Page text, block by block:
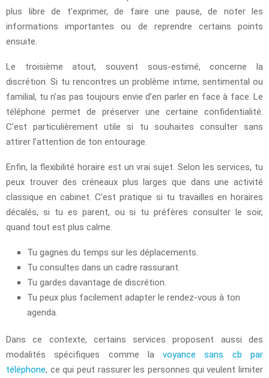
plus libre de t’exprimer, de faire une pause, de noter les
informations importantes ou de reprendre certains points
ensuite.
Le troisième atout, souvent sous-estimé, concerne la
discrétion. Si tu rencontres un problème intime, sentimental ou
familial, tu n’as pas toujours envie d’en parler en face à face. Le
téléphone permet de préserver une certaine confidentialité.
C’est particulièrement utile si tu souhaites consulter sans
attirer l’attention de ton entourage.
Enfin, la flexibilité horaire est un vrai sujet. Selon les services, tu
peux trouver des créneaux plus larges que dans une activité
classique en cabinet. C’est pratique si tu travailles en horaires
décalés, si tu es parent, ou si tu préfères consulter le soir,
quand tout est plus calme.
Tu gagnes du temps sur les déplacements.
Tu consultes dans un cadre rassurant.
Tu gardes davantage de discrétion.
Tu peux plus facilement adapter le rendez-vous à ton
agenda.
Dans ce contexte, certains services proposent aussi des
modalités spécifiques comme lavoyance sans cb par
téléphone, ce qui peut rassurer les personnes qui veulent limiter